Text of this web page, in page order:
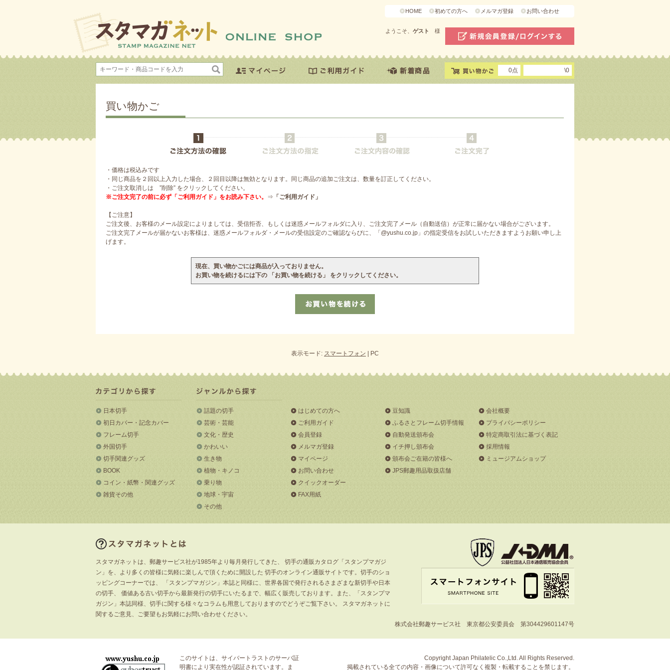
HOME 初めての方へ メルマガ登録 お問い合わせ
ようこそ、 ゲスト 様
0点 \0
買い物かご
・価格は税込みです
・同じ商品を２回以上入力した場合、２回目以降は無効となります。同じ商品の追加ご注文は、数量を訂正してください。
・ご注文取消しは ”削除” をクリックしてください。
※ご注文完了の前に必ず「ご利用ガイド」をお読み下さい。 ⇒ 「ご利用ガイド」
【ご注意】
ご注文後、お客様のメール設定によりましては、受信拒否、もしくは迷惑メールフォルダに入り、ご注文完了メール（自動送信）が正常に届かない場合がございます。
ご注文完了メールが届かないお客様は、迷惑メールフォルダ・メールの受信設定のご確認ならびに、「@yushu.co.jp」の指定受信をお試しいただきますようお願い申し上
げます。
現在、買い物かごには商品が入っておりません。
お買い物を続けるには下の 「お買い物を続ける」 をクリックしてください。
表示モード: スマートフォン | PC
日本切手
初日カバー・記念カバー
フレーム切手
外国切手
切手関連グッズ
BOOK
コイン・紙幣・関連グッズ
雑貨その他
話題の切手
芸術・芸能
文化・歴史
かわいい
生き物
植物・キノコ
乗り物
地球・宇宙
その他
はじめての方へ
ご利用ガイド
会員登録
メルマガ登録
マイページ
お問い合わせ
クイックオーダー
FAX用紙
豆知識
ふるさとフレーム切手情報
自動発送頒布会
イチ押し頒布会
頒布会ご在籍の皆様へ
JPS郵趣用品取扱店舗
会社概要
プライバシーポリシー
特定商取引法に基づく表記
採用情報
ミュージアムショップ
スタマガネットは、郵趣サービス社が1985年より毎月発行してきた、 切手の通販カタログ「スタンプマガジ
ン」を、より多くの皆様に気軽に楽しんで頂くために開設した 切手のオンライン通販サイトです。切手のショ
ッピングコーナーでは、 「スタンプマガジン」本誌と同様に、世界各国で発行されるさまざまな新切手や日本
の切手、 価値ある古い切手から最新発行の切手にいたるまで、幅広く販売しております。また、「スタンプマ
ガジン」本誌同様、切手に関する様々なコラムも用意しておりますのでどうぞご覧下さい。 スタマガネットに
関するご意見、ご要望もお気軽にお問い合わせください。
株式会社郵趣サービス社 東京都公安委員会 第304429601147号
このサイトは、サイバートラストのサーバ証
明書により実在性が認証されています。ま
Copyright Japan Philatelic Co.,Ltd. All Rights Reserved.
掲載されている全ての内容・画像について許可なく複製・転載することを禁じます。